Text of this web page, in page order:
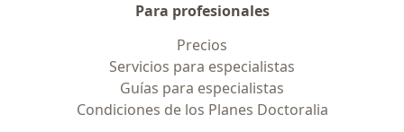
Para profesionales
Precios
Servicios para especialistas
Guías para especialistas
Condiciones de los Planes Doctoralia